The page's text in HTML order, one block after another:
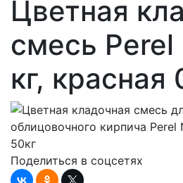
Цветная
смесь Perel
кг, красная
Поделиться в соцсетях